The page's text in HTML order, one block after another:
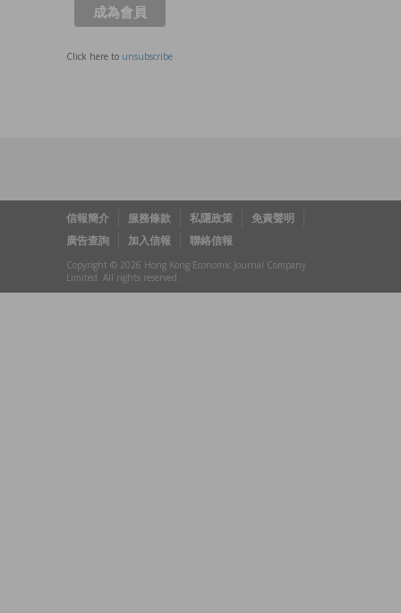
Click here to unsubscribe
信報簡介 服務條款 私隱政策
免責聲明
廣告查詢
加入信報 聯絡信報
Copyright © 2026 Hong Kong Economic Journal Company
Limited. All rights reserved.